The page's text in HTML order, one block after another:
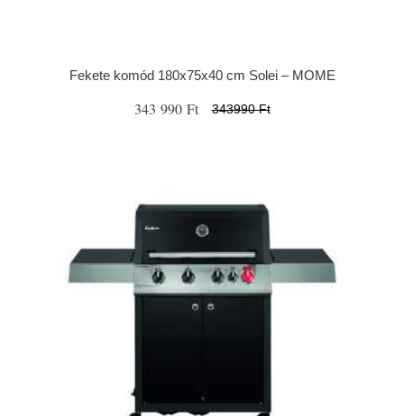
Fekete komód 180x75x40 cm Solei – MOME
343 990 Ft 343990 Ft